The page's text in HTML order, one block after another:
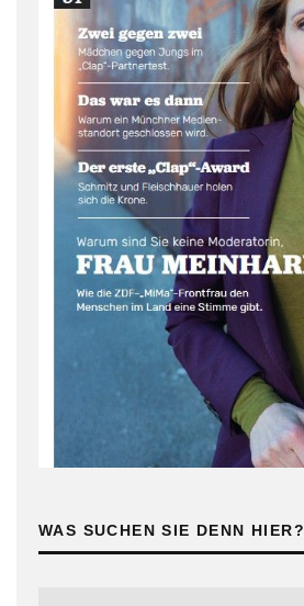
WAS SUCHEN SIE DENN HIER?